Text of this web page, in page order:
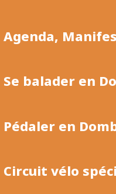
Agenda,
Se balader en
Pédaler en
Circuit vélo
de la
pour
et
séjour ou